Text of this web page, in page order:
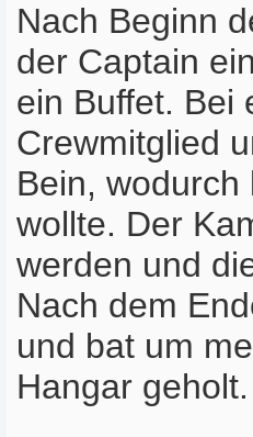
Nach Beginn
der Captain
ein Buffet. Bei
Crewmitglied
Bein,
wollte. Der
werden und
Nach dem
und bat um
Hangar geholt.